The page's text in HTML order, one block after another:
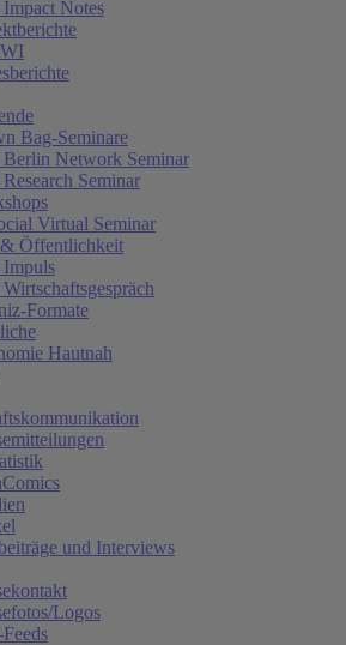
Notes
Bag-Seminare
Network Seminar
Seminar
Virtual Seminar
Öffentlichkeit
Formate
Hautnah
und Interviews
Logos